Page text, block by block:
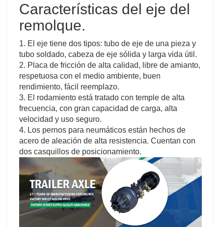
Características del eje del
remolque.
1. El eje tiene dos tipos: tubo de eje de una pieza y
tubo soldado, cabeza de eje sólida y larga vida útil.
2. Placa de fricción de alta calidad, libre de amianto,
respetuosa con el medio ambiente, buen
rendimiento, fácil reemplazo.
3. El rodamiento está tratado con temple de alta
frecuencia, con gran capacidad de carga, alta
velocidad y uso seguro.
4. Los pernos para neumáticos están hechos de
acero de aleación de alta resistencia. Cuentan con
dos casquillos de posicionamiento.